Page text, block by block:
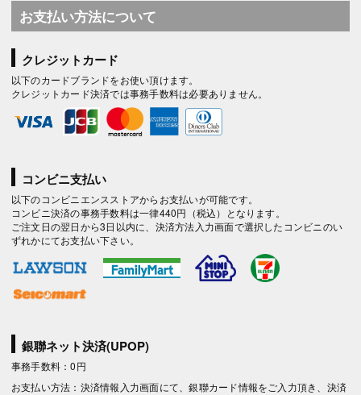
お支払い方法について
クレジットカード
以下のカードブランドをお使い頂けます。
クレジットカード決済では事務手数料は必要ありません。
コンビニ支払い
以下のコンビニエンスストアからお支払いが可能です。
コンビニ決済の事務手数料は一律440円（税込）となります。
ご注文日の翌日から3日以内に、決済方法入力画面で選択したコンビニのい
ずれかにてお支払い下さい。
銀聯ネット決済(UPOP)
事務手数料：0円
お支払い方法：決済情報入力画面にて、銀聯カード情報をご入力頂き、決済